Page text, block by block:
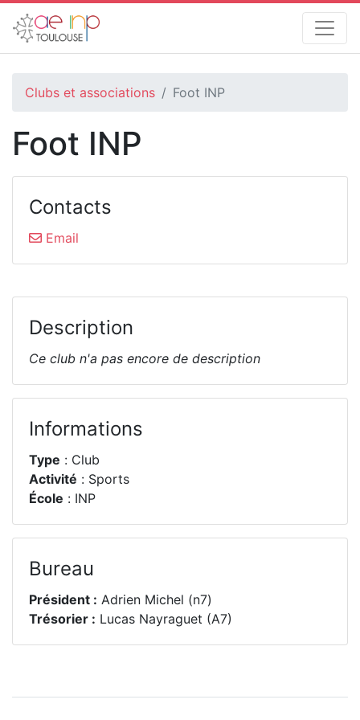
Clubs et associations Foot INP
Foot INP
Contacts
Email
Description
Ce club n'a pas encore de description
Informations
Type : Club
Activité : Sports
École : INP
Bureau
Président : Adrien Michel (n7)
Trésorier : Lucas Nayraguet (A7)